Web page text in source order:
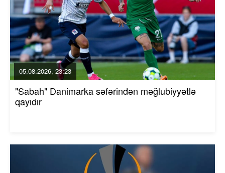
05.08.2026, 23:23
"Sabah" Danimarka səfərindən məğlubiyyətlə
qayıdır